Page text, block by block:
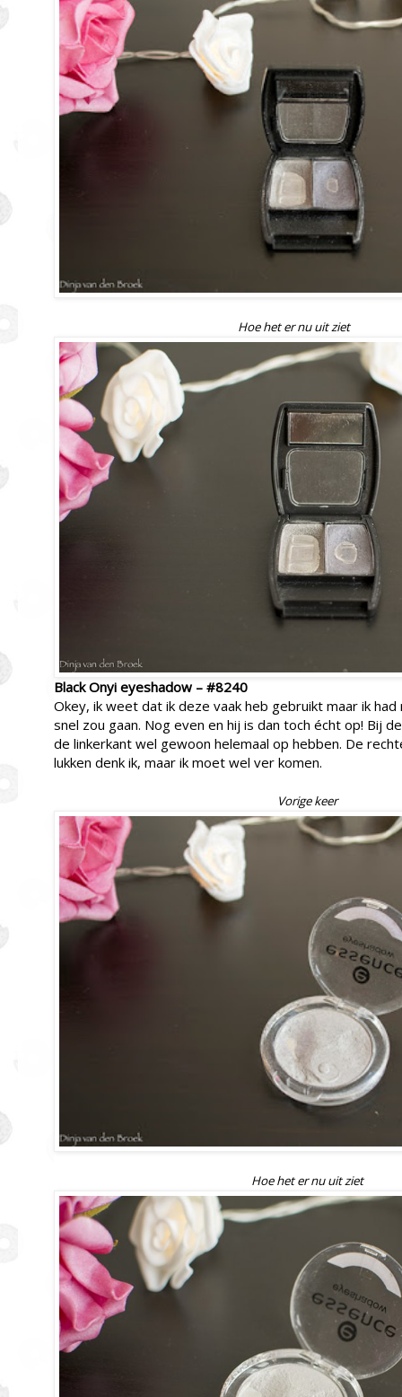
Hoe het er nu uit ziet
Black Onyi eyeshadow – #8240
Okey, ik weet dat ik deze vaak heb gebruikt maar ik
snel zou gaan. Nog even en hij is dan toch écht op! Bij
de linkerkant wel gewoon helemaal op hebben. De
lukken denk ik, maar ik moet wel ver komen.
Vorige keer
Hoe het er nu uit ziet